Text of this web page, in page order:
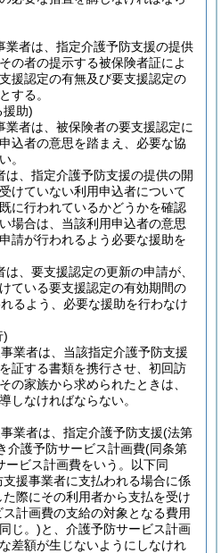
業者は、指定介護予防支援の提供
の者の提示する被保険者証によ
援認定の有無及び要支援認定の
する。
援助)
業者は、被保険者の要支援認定に
込者の意思を踏まえ、必要な協
。
は、指定介護予防支援の提供の開
けていない利用申込者について
に行われているかどうかを確認
場合は、当該利用申込者の意思
請が行われるよう必要な援助を
、要支援認定の更新の申請が、
ている要支援認定の有効期間の
るよう、必要な援助を行わなけ
)
業者は、当該指定介護予防支援
証する書類を携行させ、初回訪
の家族から求められたときは、
しなければならない。
業者は、指定介護予防支援(法第
介護予防サービス計画費(同条第
ービス計画費をいう。以下同
援事業者に支払われる場合に係
た際にその利用者から支払を受け
計画費の支給の対象となる費用
じ。)と、介護予防サービス計画
差額が生じないようにしなけれ